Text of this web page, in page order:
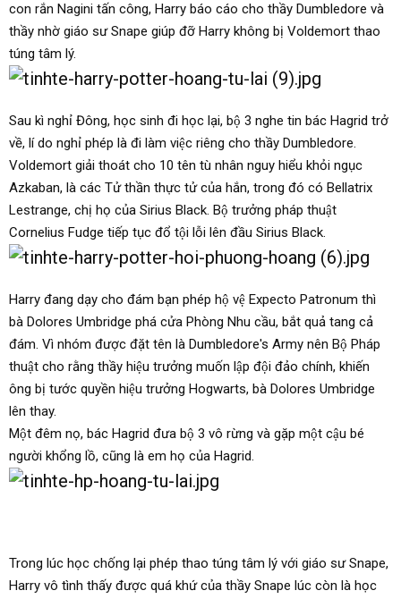
con rắn Nagini tấn công, Harry báo cáo cho thầy Dumbledore và
thầy nhờ giáo sư Snape giúp đỡ Harry không bị Voldemort thao
túng tâm lý.
Sau kì nghỉ Đông, học sinh đi học lại, bộ 3 nghe tin bác Hagrid trở
về, lí do nghỉ phép là đi làm việc riêng cho thầy Dumbledore.
Voldemort giải thoát cho 10 tên tù nhân nguy hiểu khỏi ngục
Azkaban, là các Tử thần thực tử của hắn, trong đó có Bellatrix
Lestrange, chị họ của Sirius Black. Bộ trưởng pháp thuật
Cornelius Fudge tiếp tục đổ tội lỗi lên đầu Sirius Black.
Harry đang dạy cho đám bạn phép hộ vệ Expecto Patronum thì
bà Dolores Umbridge phá cửa Phòng Nhu cầu, bắt quả tang cả
đám. Vì nhóm được đặt tên là Dumbledore's Army nên Bộ Pháp
thuật cho rằng thầy hiệu trưởng muốn lập đội đảo chính, khiến
ông bị tước quyền hiệu trưởng Hogwarts, bà Dolores Umbridge
lên thay.
Một đêm nọ, bác Hagrid đưa bộ 3 vô rừng và gặp một cậu bé
người khổng lồ, cũng là em họ của Hagrid.
Trong lúc học chống lại phép thao túng tâm lý với giáo sư Snape,
Harry vô tình thấy được quá khứ của thầy Snape lúc còn là học